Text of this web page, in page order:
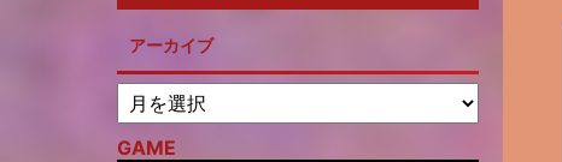
アーカイブ
GAME